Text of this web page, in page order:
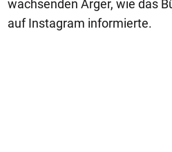
wachsenden Ärger, wie das
auf Instagram informierte.